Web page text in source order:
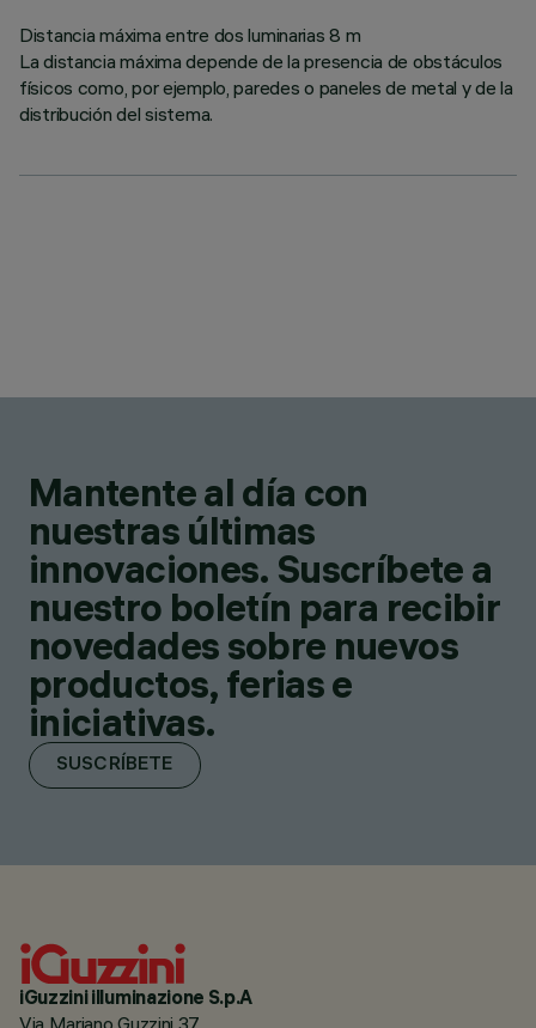
Distancia máxima entre dos luminarias 8 m
La distancia máxima depende de la presencia de obstáculos
físicos como, por ejemplo, paredes o paneles de metal y de la
distribución del sistema.
Mantente al día con
nuestras últimas
innovaciones. Suscríbete a
nuestro boletín para recibir
novedades sobre nuevos
productos, ferias e
iniciativas.
SUSCRÍBETE
iGuzzini illuminazione S.p.A
Via Mariano Guzzini 37